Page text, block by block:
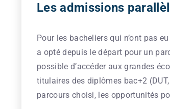
Les admissions
Pour les bacheliers qui n’ont pas
a opté depuis le départ pour un
possible d’accéder aux grandes
titulaires des diplômes bac+2
parcours choisi, les opportunités